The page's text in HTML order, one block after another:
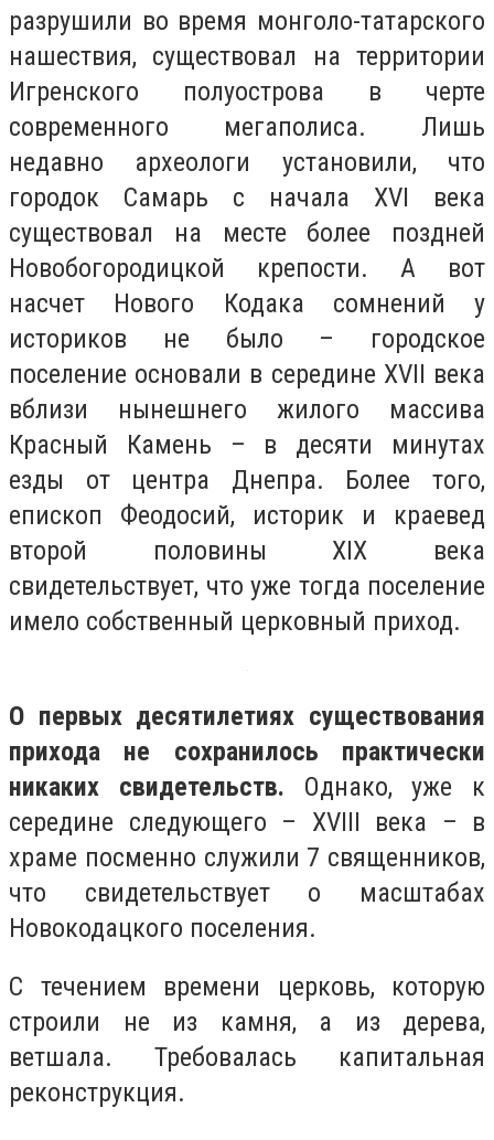
разрушили во время монголо-татарского
нашествия, существовал на территории
Игренского полуострова в черте
современного мегаполиса. Лишь
недавно археологи установили, что
городок Самарь с начала XVI века
существовал на месте более поздней
Новобогородицкой крепости. А вот
насчет Нового Кодака сомнений у
историков не было – городское
поселение основали в середине XVII века
вблизи нынешнего жилого массива
Красный Камень – в десяти минутах
езды от центра Днепра. Более того,
епископ Феодосий, историк и краевед
второй половины ХІХ века
свидетельствует, что уже тогда поселение
имело собственный церковный приход.
О первых десятилетиях существования
прихода не сохранилось практически
никаких свидетельств. Однако, уже к
середине следующего – XVIII века – в
храме посменно служили 7 священников,
что свидетельствует о масштабах
Новокодацкого поселения.
С течением времени церковь, которую
строили не из камня, а из дерева,
ветшала. Требовалась капитальная
реконструкция.